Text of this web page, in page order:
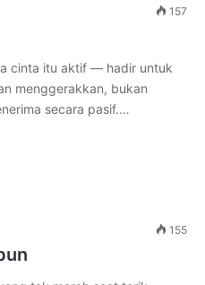
157
cinta itu aktif — hadir untuk
menggerakkan, bukan
secara pasif.…
155